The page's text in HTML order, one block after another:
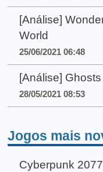
[Análise]
World
25/06/2021 06:48
[Análise]
28/05/2021 08:53
Jogos mais
Cyberpunk